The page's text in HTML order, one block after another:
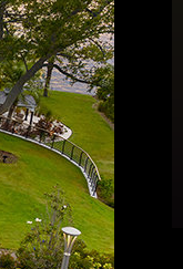
emotionelle Tonskala
auf das
für den
und die Zustände